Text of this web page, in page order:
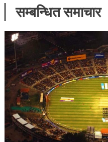
सम्बन्धित समाचार